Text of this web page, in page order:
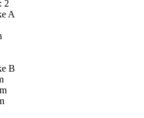
2
A
B